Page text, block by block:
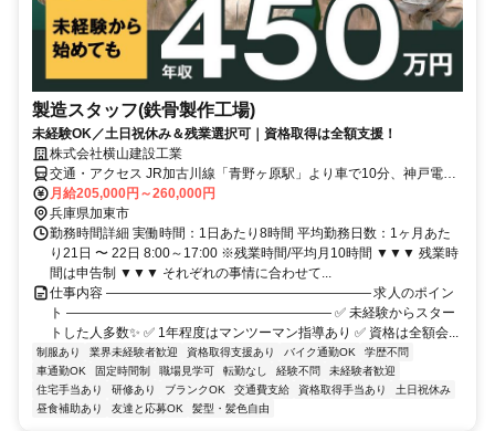
製造スタッフ(鉄骨製作工場)
未経験OK／土日祝休み＆残業選択可｜資格取得は全額支援！
株式会社横山建設工業
交通・アクセス JR加古川線「青野ヶ原駅」より車で10分、神戸電鉄
「小野駅」より車で約13分
月給205,000円～260,000円
兵庫県加東市
勤務時間詳細 実働時間：1日あたり8時間 平均勤務日数：1ヶ月あた
り21日 〜 22日 8:00～17:00 ※残業時間/平均月10時間 ▼▼▼ 残業時
間は申告制 ▼▼▼ それぞれの事情に合わせて...
仕事内容 ―――――――――――――――――――― 求人のポイン
ト ―――――――――――――――――――― ✅ 未経験からスター
トした人多数✨ ✅ 1年程度はマンツーマン指導あり ✅ 資格は全額会...
制服あり 業界未経験者歓迎 資格取得支援あり バイク通勤OK
学歴不問
車通勤OK
固定時間制 職場見学可 転勤なし 経験不問
未経験者歓迎
住宅手当あり
研修あり ブランクOK 交通費支給 資格取得手当あり
土日祝休み
昼食補助あり
友達と応募OK 髪型・髪色自由